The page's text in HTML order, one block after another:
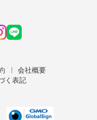
会社概要
く表記